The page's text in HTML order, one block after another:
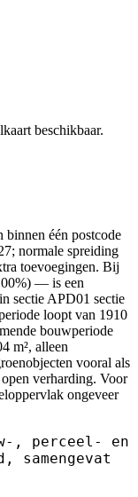
beschikbaar.
binnen één postcode
normale spreiding
toevoegingen. Bij
— is een
sectie APD01 sectie
loopt van 1910
bouwperiode
m², alleen
vooral als
verharding. Voor
ongeveer
, perceel- en
samengevat